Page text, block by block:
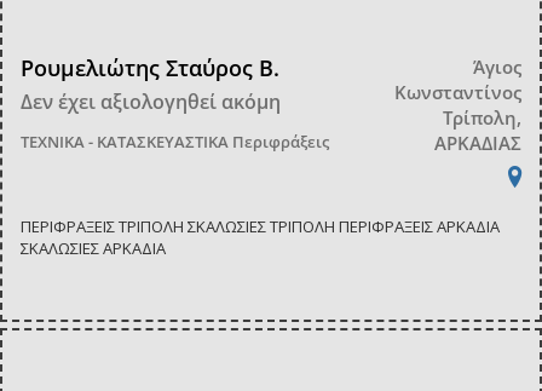
Ρουμελιώτης Σταύρος Β.
Δεν έχει αξιολογηθεί ακόμη
ΤΕΧΝΙΚΑ - ΚΑΤΑΣΚΕΥΑΣΤΙΚΑ Περιφράξεις
Άγιος
Κωνσταντίνος
Τρίπολη,
ΑΡΚΑΔΙΑΣ
ΠΕΡΙΦΡΑΞΕΙΣ ΤΡΙΠΟΛΗ ΣΚΑΛΩΣΙΕΣ ΤΡΙΠΟΛΗ ΠΕΡΙΦΡΑΞΕΙΣ ΑΡΚΑΔΙΑ
ΣΚΑΛΩΣΙΕΣ ΑΡΚΑΔΙΑ